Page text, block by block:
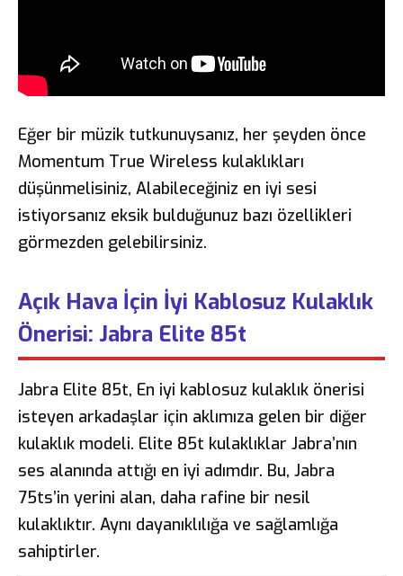
Eğer bir müzik tutkunuysanız, her şeyden önce
Momentum True Wireless kulaklıkları
düşünmelisiniz, Alabileceğiniz en iyi sesi
istiyorsanız eksik bulduğunuz bazı özellikleri
görmezden gelebilirsiniz.
Açık Hava İçin İyi Kablosuz Kulaklık
Önerisi: Jabra Elite 85t
Jabra Elite 85t, En iyi kablosuz kulaklık önerisi
isteyen arkadaşlar için aklımıza gelen bir diğer
kulaklık modeli. Elite 85t kulaklıklar Jabra’nın
ses alanında attığı en iyi adımdır. Bu, Jabra
75ts’in yerini alan, daha rafine bir nesil
kulaklıktır. Aynı dayanıklılığa ve sağlamlığa
sahiptirler.